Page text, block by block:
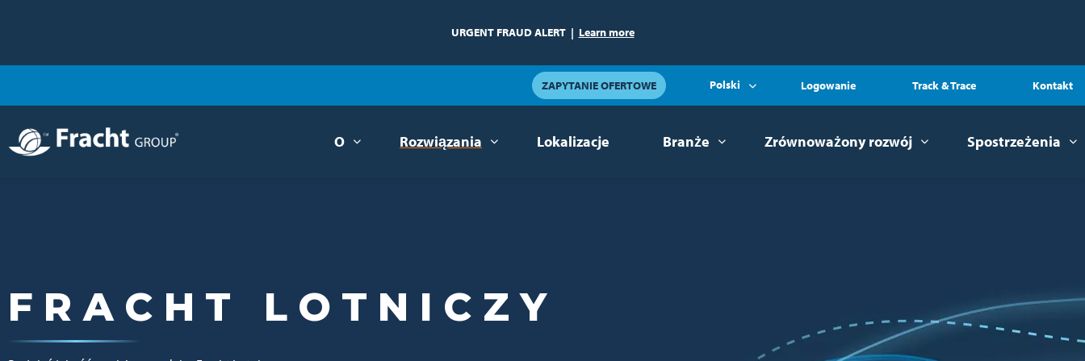
URGENT FRAUD ALERT | Learn more
ZAPYTANIE OFERTOWE Polski Logowanie Track & Trace Kontakt
O Rozwiązania Lokalizacje Branże Zrównoważony rozwój Spostrzeżenia
FRACHT LOTNICZY